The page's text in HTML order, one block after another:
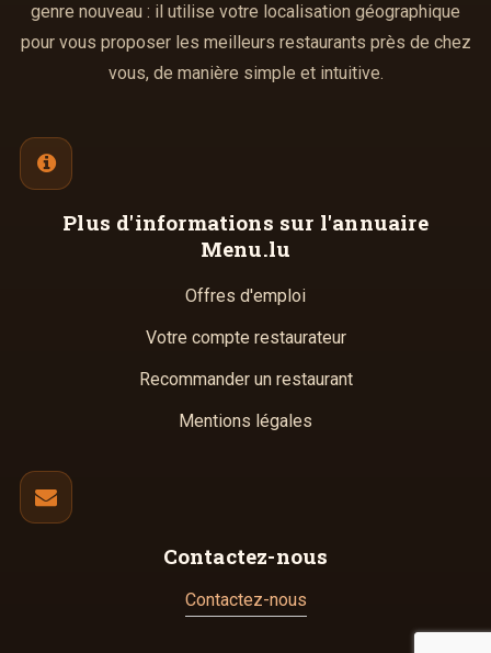
genre nouveau : il utilise votre localisation géographique
pour vous proposer les meilleurs restaurants près de chez
vous, de manière simple et intuitive.
Plus d'informations sur l'annuaire
Menu.lu
Offres d'emploi
Votre compte restaurateur
Recommander un restaurant
Mentions légales
Contactez-nous
Contactez-nous